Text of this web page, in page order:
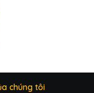
chúng tôi